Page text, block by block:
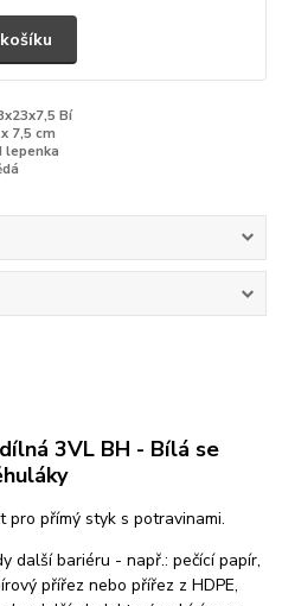
Bí
7,5 cm
lepenka
3VL BH - Bílá se
pro přímý styk s potravinami.
další bariéru - např.: pečící papír,
přířez nebo přířez z HDPE,